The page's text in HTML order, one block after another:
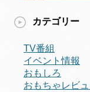
カテゴリー
TV番組
イベント情報
おもしろ
おもちゃレビ